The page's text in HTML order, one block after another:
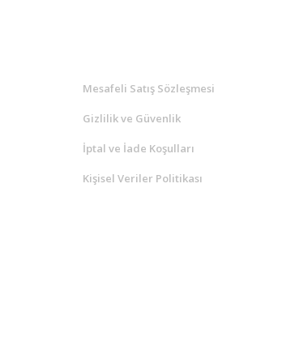
Mesafeli Satış Sözleşmesi
Gizlilik ve Güvenlik
İptal ve İade Koşulları
Kişisel Veriler Politikası